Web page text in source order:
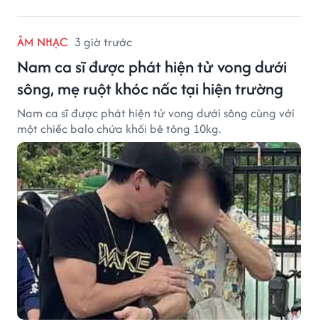
ÂM NHẠC 3 giờ trước
Nam ca sĩ được phát hiện tử vong dưới
sông, mẹ ruột khóc nấc tại hiện trường
Nam ca sĩ được phát hiện tử vong dưới sông cùng với
một chiếc balo chứa khối bê tông 10kg.